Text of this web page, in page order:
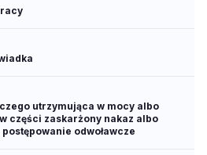
utrzymująca w mocy albo
części zaskarżony nakaz albo
odwoławcze